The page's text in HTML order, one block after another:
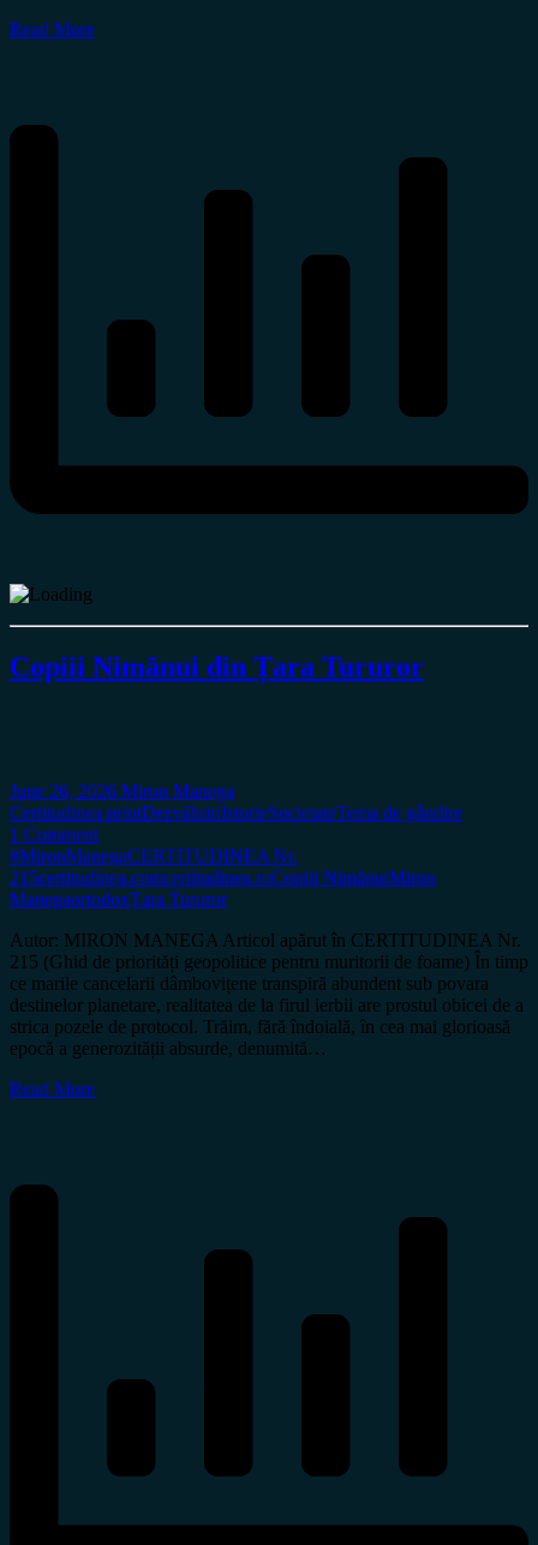
Read More
Copiii Nimănui din Țara Tururor
June 26, 2026 Miron Manega
Certitudinea printDezvăluiriIstorieSocietateTema de gândire
1 Comment
#MironManegaCERTITUDINEA Nr.
215certitudinea.comcertitudinea.roCopiii NimănuiMiron
ManegaortodoxȚara Tururor
Autor: MIRON MANEGA Articol apărut în CERTITUDINEA Nr.
215 (Ghid de priorități geopolitice pentru muritorii de foame) În timp
ce marile cancelarii dâmbovițene transpiră abundent sub povara
destinelor planetare, realitatea de la firul ierbii are prostul obicei de a
strica pozele de protocol. Trăim, fără îndoială, în cea mai glorioasă
epocă a generozității absurde, denumită…
Read More